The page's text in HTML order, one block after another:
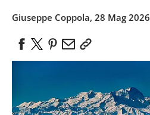
Giuseppe Coppola, 28 Mag 2026